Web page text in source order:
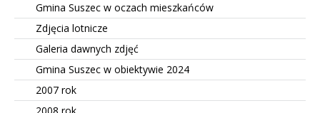
Gmina Suszec w oczach mieszkańców
Zdjęcia lotnicze
Galeria dawnych zdjęć
Gmina Suszec w obiektywie 2024
2007 rok